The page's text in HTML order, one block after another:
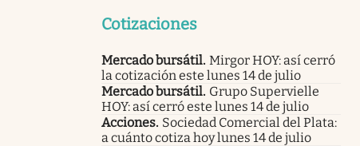
Cotizaciones
Mercado bursátil. Mirgor HOY: así cerró
la cotización este lunes 14 de julio
Mercado bursátil. Grupo Supervielle
HOY: así cerró este lunes 14 de julio
Acciones. Sociedad Comercial del Plata:
a cuánto cotiza hoy lunes 14 de julio